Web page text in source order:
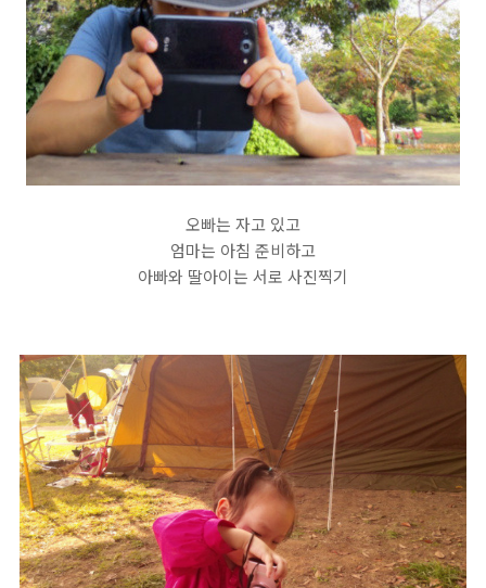
오빠는 자고 있고
엄마는 아침 준비하고
아빠와 딸아이는 서로 사진찍기